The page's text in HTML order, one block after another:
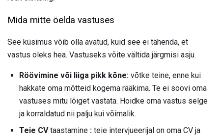
Mida mitte öelda vastuses
See küsimus võib olla avatud, kuid see ei tähenda, et
vastus oleks hea. Vastuseks võite vältida järgmisi asju.
Röövimine või liiga pikk kõne: võtke teine, enne kui
hakkate oma mõtteid kogema rääkima. Te ei soovi oma
vastuses mitu lõiget vastata. Hoidke oma vastus selge
ja korraldatud nii palju kui võimalik.
Teie CVtaastamine : teie intervjueerijal on oma CV ja